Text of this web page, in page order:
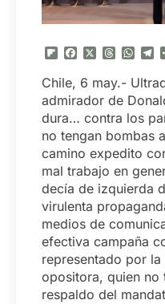
Flipboard
Facebook
X Threads
Chile, 6 may.-
admirador de
dura… contra los
no tengan bombas
camino expedito
mal trabajo en
decía de izquierda
virulenta
medios de
efectiva campaña
representado por
opositora, quien no
respaldo del